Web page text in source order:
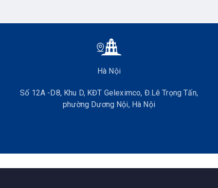
Hà Nội
Số 12A -D8, Khu D, KĐT Geleximco, Đ.Lê Trọng Tấn,
phường Dương Nội, Hà Nội